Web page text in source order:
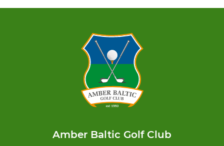
Amber Baltic Golf Club